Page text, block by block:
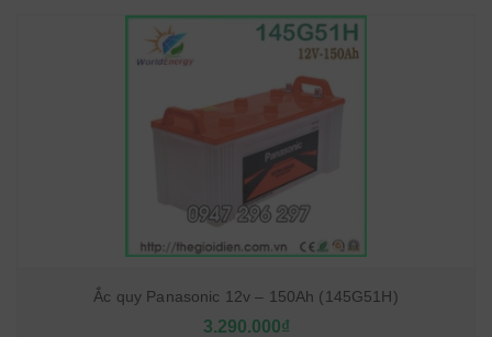
Ắc quy Panasonic 12v – 150Ah (145G51H)
3.290.000₫